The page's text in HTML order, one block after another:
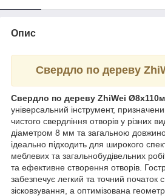
Опис
Свердло по дереву
Свердло по дереву ZhiWei
універсальний інструмент,
чистого свердління отворів у різних
діаметром 8 мм та загальною
ідеально підходить для широкого
меблевих та загальнобудівельних
та ефективне створення отворів.
забезпечує легкий та точний початок
зісковзування, а оптимізована